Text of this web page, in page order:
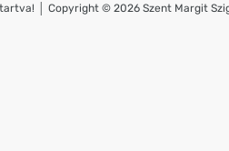
│ Copyright © 2026 Szent Margit